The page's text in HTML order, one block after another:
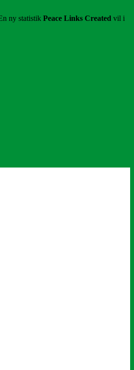
ny statistik Peace Links Created vil i